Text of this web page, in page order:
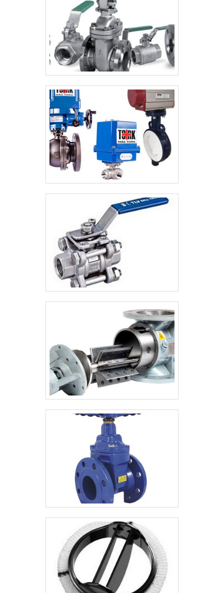
COMPROVADA NO SEGMENTOApenas na
JCN sempre tem a solução mais buscada
na área de válvulas e conexões. São
opções variadas que a empresa oferece,
como válvula quebra vácuo e pote de
selagem com ótima qualidade e excelente
com um atendimento qualificado, através
de funcionários especializados e
cuidadosos, que entendem a necessidade
de cada cliente. Também foram investidos
valores consideráveis em instalações de
qualidade, aumentando a eficiência da
marca. A JCN é uma empresa que tem sido
apontada de forma positiva no segmento
por toda seriedade e qualidade, o que
garante uma entrega de excelência de
ponta a ponta. Saiba mais solicitando um